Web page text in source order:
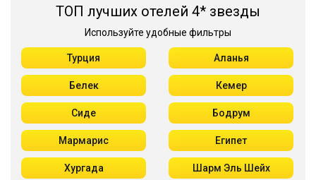
ТОП лучших отелей 4* звезды
Используйте удобные фильтры
Турция Аланья
Белек Кемер
Сиде Бодрум
Мармарис Египет
Хургада Шарм Эль Шейх